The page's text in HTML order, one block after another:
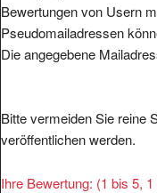
Bewertungen von Usern
Pseudomailadressen
Die angegebene
Bitte vermeiden Sie reine
veröffentlichen werden.
Ihre Bewertung: (1 bis 5,